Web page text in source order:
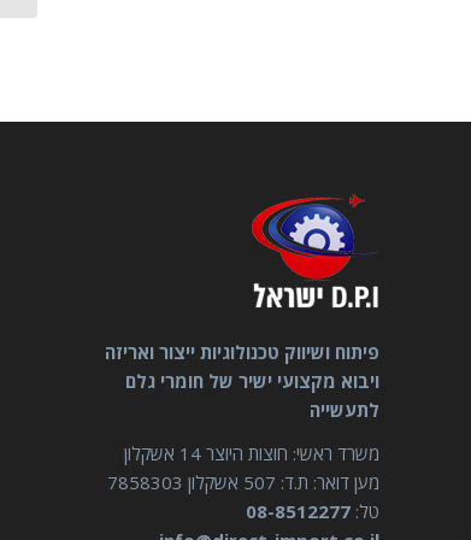
פיתוח ושיווק טכנולוגיות ייצור ואריזה
ויבוא מקצועי ישיר של חומרי גלם
לתעשייה
משרד ראשי: חוצות היוצר 14 אשקלון
מען דואר: ת.ד: 507 אשקלון 7858303
טל: 08-8512277